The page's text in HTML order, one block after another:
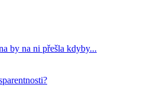
by na ni přešla kdyby...